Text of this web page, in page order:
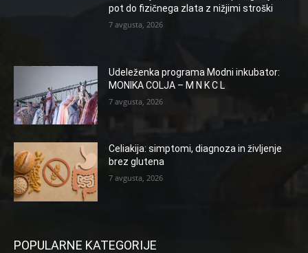
pot do fizičnega zlata z nižjimi stroški
7 avgusta, 2026
Udeleženka programa Modni inkubator:
MONIKA COLJA – M N K C L
7 avgusta, 2026
Celiakija: simptomi, diagnoza in življenje
brez glutena
7 avgusta, 2026
POPULARNE KATEGORIJE